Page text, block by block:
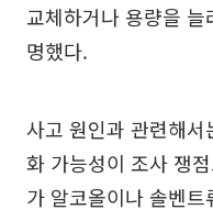
교체하거나 용량을
명했다.
사고 원인과 관련해
화 가능성이 조사 쟁
가 알코올이나 솔벤트